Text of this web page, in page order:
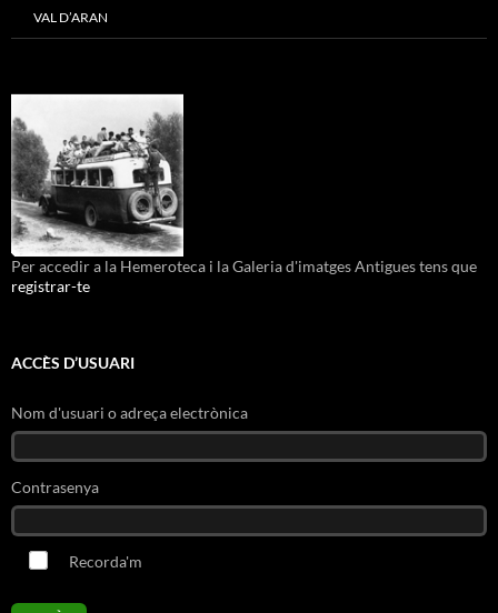
VAL D’ARAN
Per accedir a la Hemeroteca i la Galeria d'imatges Antigues tens que
registrar-te
ACCÈS D’USUARI
Nom d'usuari o adreça electrònica
Contrasenya
Recorda'm